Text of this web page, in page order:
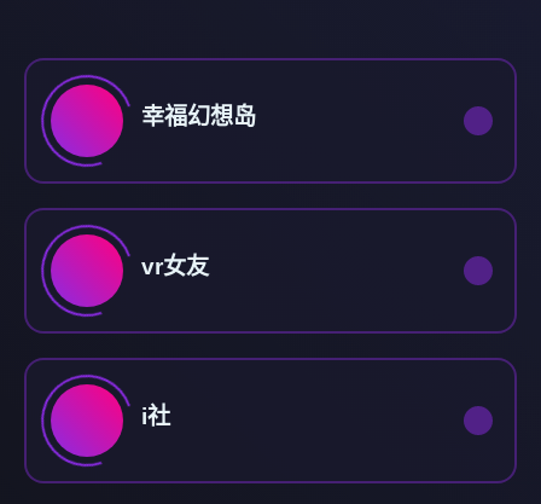
幸福幻想岛
vr女友
i社